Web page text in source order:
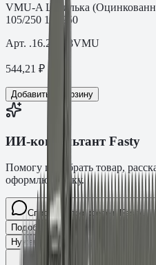
VMU-A Шпилька
105/250 16×250
Арт. .16.25088VMU
544,21 ₽
Добавить в корзину
ИИ-консультант Fasty
Помогу подобрать товар,
оформлю заявку.
Спросите про крепёж Fasty…
Подобрать размер
Нужен ТС/ТО